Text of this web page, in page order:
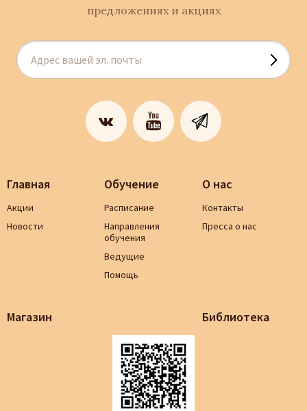
предложениях и акциях
Главная
Акции
Новости
Обучение
Расписание
Направления
обучения
Ведущие
Помощь
О нас
Контакты
Пресса о нас
Магазин Библиотека